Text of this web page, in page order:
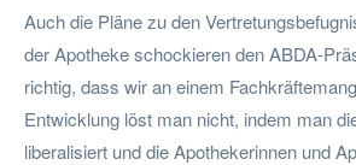
Auch die Pläne zu den
der Apotheke schockieren den ABDA-
richtig, dass wir an einem
Entwicklung löst man nicht, indem man
liberalisiert und die Apothekerinnen und